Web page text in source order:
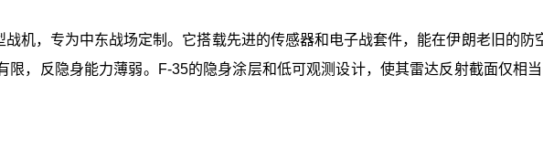
战机，专为中东战场定制。它搭载先进的传感器和电子战套件，能在伊朗老旧的
限，反隐身能力薄弱。F-35的隐身涂层和低可观测设计，使其雷达反射截面仅相